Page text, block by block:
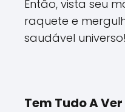
Então, vista seu
raquete e
saudável universo!
Tem Tudo A